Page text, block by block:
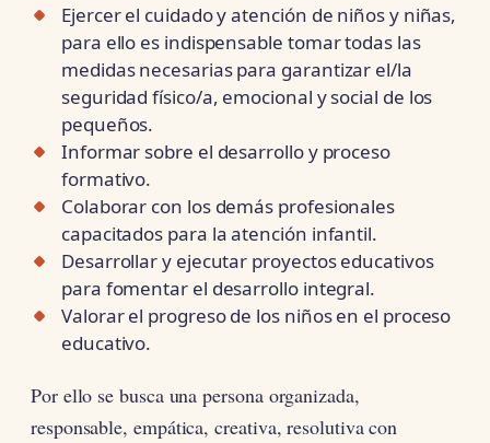
Ejercer el cuidado y atención de niños y niñas,
para ello es indispensable tomar todas las
medidas necesarias para garantizar el/la
seguridad físico/a, emocional y social de los
pequeños.
Informar sobre el desarrollo y proceso
formativo.
Colaborar con los demás profesionales
capacitados para la atención infantil.
Desarrollar y ejecutar proyectos educativos
para fomentar el desarrollo integral.
Valorar el progreso de los niños en el proceso
educativo.
Por ello se busca una persona organizada,
responsable, empática, creativa, resolutiva con